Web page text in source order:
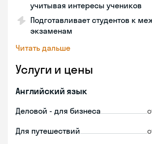
учитывая интересы учеников
Подготавливает студентов к
экзаменам
Читать дальше
Услуги и цены
Английский язык
Деловой - для бизнеса
Для путешествий